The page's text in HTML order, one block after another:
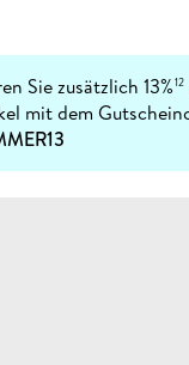
Sie zusätzlich 13%12
mit dem